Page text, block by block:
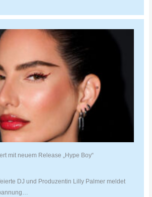
mit neuem Release „Hype Boy“
DJ und Produzentin Lilly Palmer meldet